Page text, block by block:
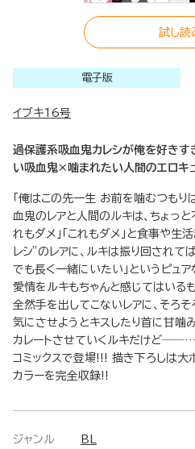
試し読
電子版
イブキ16号
過保護系吸血鬼カレシが俺を好き
い吸血鬼×噛まれたい人間のエロキ
「俺はこの先一生 お前を噛むつもり
血鬼のレアと人間のルキは、ちょっ
れもダメ」「これもダメ」と食事や生
レシ”のレアに、ルキは振り回されて
でも長く一緒にいたい」というピュ
愛情をルキもちゃんと感じてはいる
全然手を出してこないレアに、そろ
気にさせようとキスしたり首に甘噛
カレートさせていくルキだけど
コミックスで登場!!! 描き下ろしは
カラーを完全収録!!
ジャンル BL